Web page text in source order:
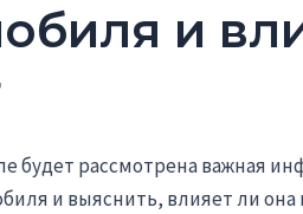
и
будет рассмотрена важная
и выяснить, влияет ли она